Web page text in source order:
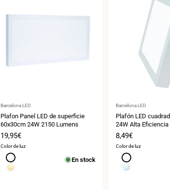
Proveedor:
Barcelona LED
Plafon Panel LED de superficie
60x30cm 24W 2150 Lumens
Precio
de
venta
19,95€
Color de luz
Blanco
neutro
Blanco
En stock
Proveedor:
Barcelona LED
Plafón LED
24W Alta Eficiencia
Precio
de
venta
8,49€
Color de luz
Blanco
neutro
Blanco